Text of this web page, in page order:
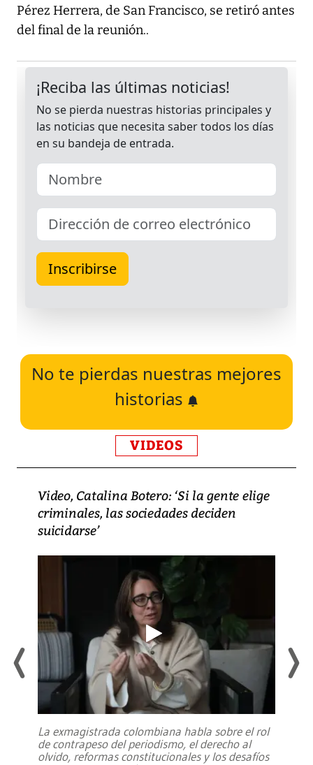
Pérez Herrera, de San Francisco, se retiró antes
del final de la reunión..
No te pierdas nuestras mejores
historias
VIDEOS
Video, Catalina Botero: ‘Si la gente elige
criminales, las sociedades deciden
suicidarse’
La exmagistrada colombiana habla sobre el rol
de contrapeso del periodismo, el derecho al
olvido, reformas constitucionales y los desafíos